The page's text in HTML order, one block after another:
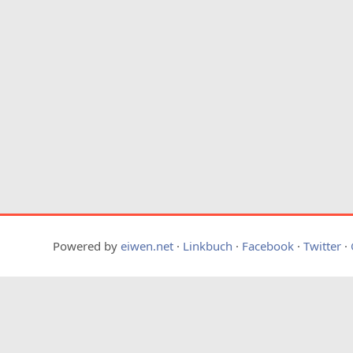
Powered by eiwen.net · Linkbuch · Facebook · Twitter ·